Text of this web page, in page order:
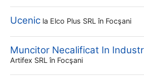
Ucenic la Elco Plus SRL în Focşani
Muncitor Necalificat In
Artifex SRL în Focşani